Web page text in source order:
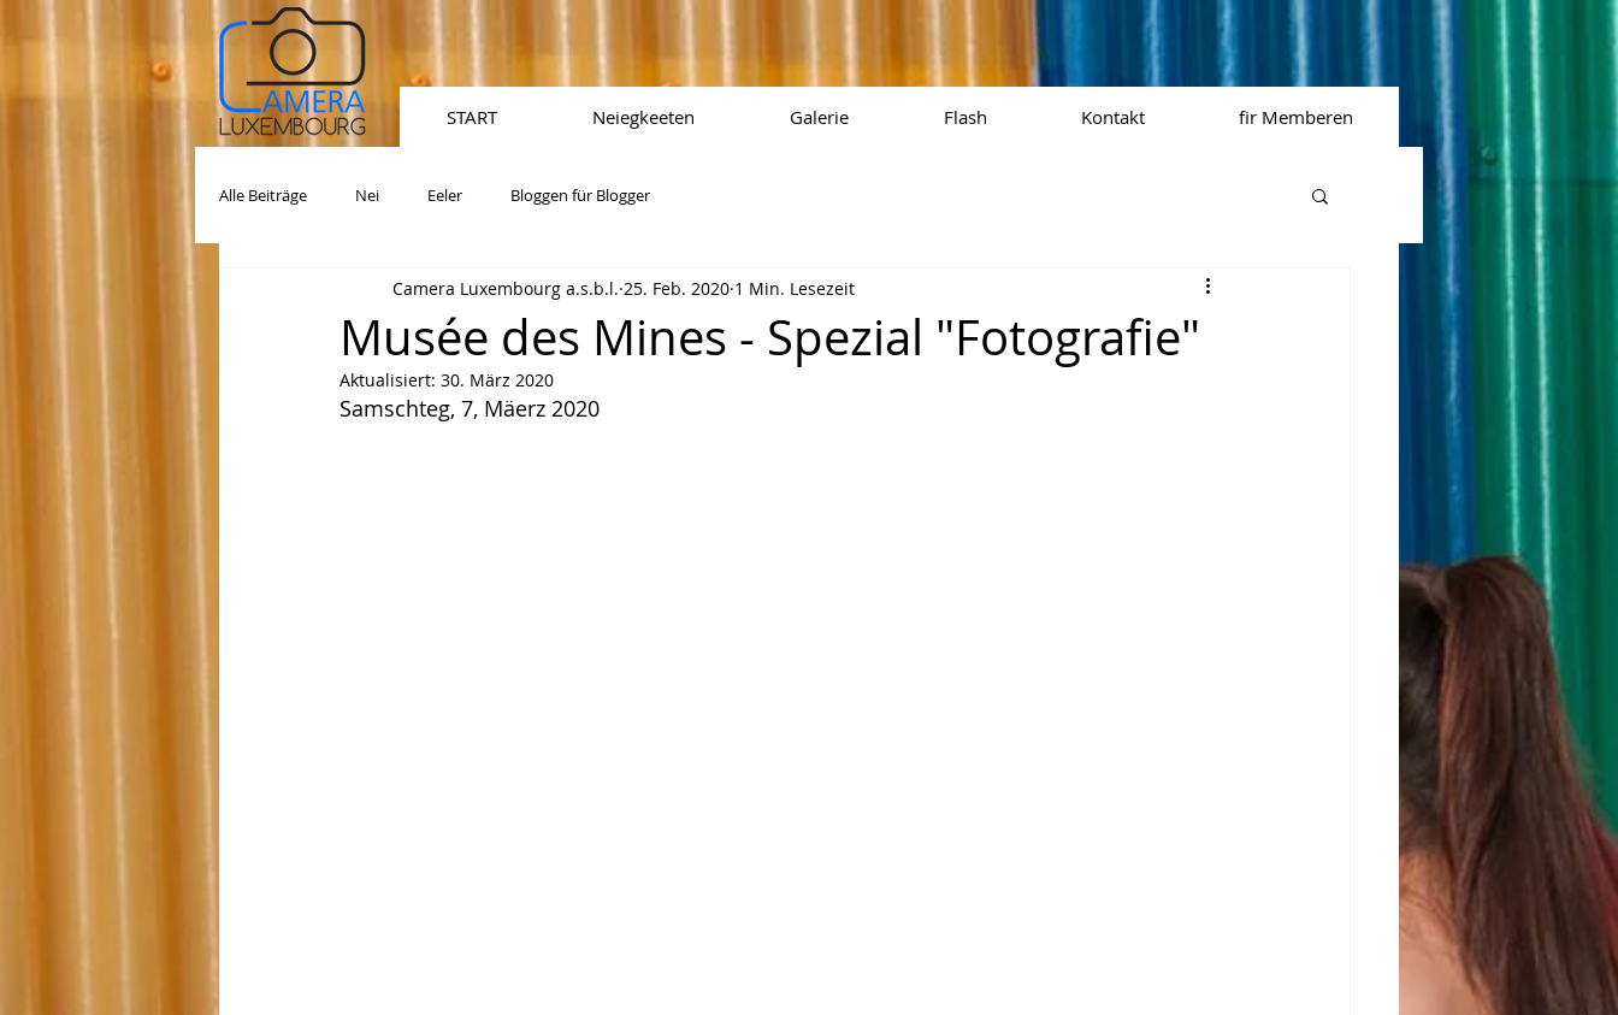
START Neiegkeeten Galerie Flash Kontakt fir Memberen
Alle Beiträge Nei Eeler Bloggen für Blogger
Musée des Mines - Spezial "Fotografie"
Camera Luxembourg a.s.b.l. 25. Feb. 2020 1 Min. Lesezeit
Aktualisiert: 30. März 2020
Samschteg, 7, Mäerz 2020